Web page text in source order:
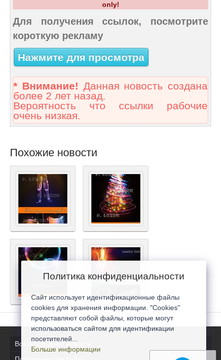
only!
Для получения ссылок, посмотрите
короткую рекламу
Нажмите для просмотра
* Внимание! Данная новость создана
более 2 лет назад.
Вероятность что ссылки рабочие
очень низкая.
Похожие новости
Все последние новости
Политика конфиденциальности
Сайт использует идентификационные файлы
cookies для хранения информации. "Cookies"
представляют собой файлы, которые могут
использоваться сайтом для идентификации
посетителей...
Больше информации